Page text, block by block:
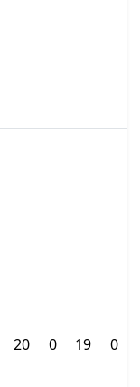
20 0 19 0